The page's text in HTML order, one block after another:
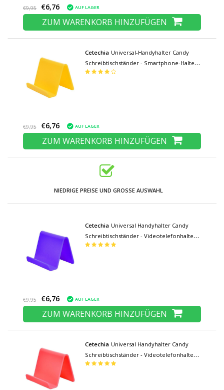
€9,95 €6,76 AUF LAGER
ZUM WARENKORB HINZUFÜGEN
Cetechia Universal-Handyhalter Candy
Schreibtischständer - Smartphone-Halter
für Videoanrufe Schreibtischständer Gelb
€9,95 €6,76 AUF LAGER
ZUM WARENKORB HINZUFÜGEN
NIEDRIGE PREISE UND GROSSE AUSWAHL
Cetechia Universal Handyhalter Candy
Schreibtischständer - Videotelefonhalter
Schreibtischständer Lila
€9,95 €6,76 AUF LAGER
ZUM WARENKORB HINZUFÜGEN
Cetechia Universal Handyhalter Candy
Schreibtischständer - Videotelefonhalter
Schreibtischständer Rot